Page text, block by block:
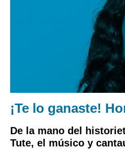
¡Te lo ganaste!
De la mano del
Tute, el músico y